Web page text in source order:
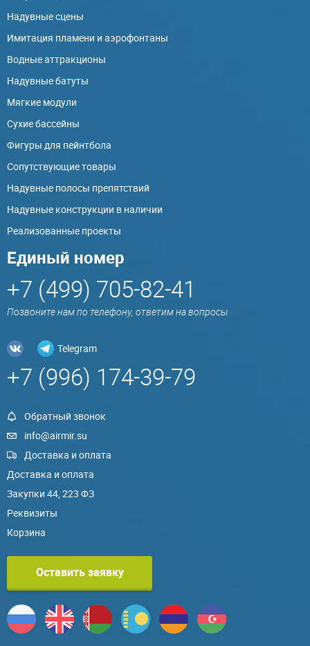
Надувные сцены
Имитация пламени и аэрофонтаны
Водные аттракционы
Надувные батуты
Мягкие модули
Сухие бассейны
Фигуры для пейнтбола
Сопутствующие товары
Надувные полосы препятствий
Надувные конструкции в наличии
Реализованные проекты
Единый номер
+7 (499) 705-82-41
Позвоните нам по телефону, ответим на вопросы
Telegram
+7 (996) 174-39-79
Обратный звонок
info@airmir.su
Доставка и оплата
Доставка и оплата
Закупки 44, 223 ФЗ
Реквизиты
Корзина
Оставить заявку